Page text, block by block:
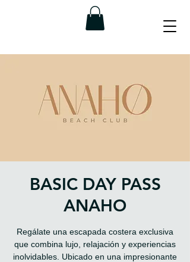
BASIC DAY PASS
ANAHO
Regálate una escapada costera exclusiva
que combina lujo, relajación y experiencias
inolvidables. Ubicado en una impresionante